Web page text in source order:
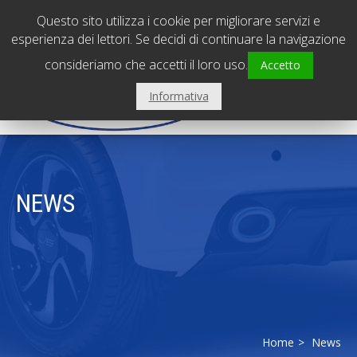
PADOVA - Sede centrale
0495798239
VICENZA - Filiale
0444310560
NEWS
Home News
Questo sito utilizza i cookie per migliorare servizi e
esperienza dei lettori. Se decidi di continuare la navigazione
consideriamo che accetti il loro uso.
Accetto
Informativa